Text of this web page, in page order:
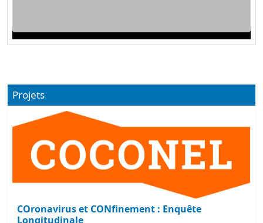
Projets
COronavirus et CONfinement : Enquête
Longitudinale